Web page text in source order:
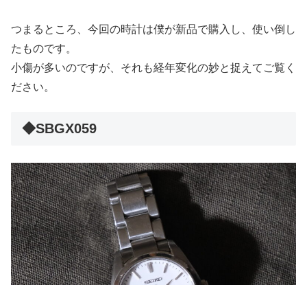
つまるところ、今回の時計は僕が新品で購入し、使い倒し
たものです。
小傷が多いのですが、それも経年変化の妙と捉えてご覧く
ださい。
◆SBGX059